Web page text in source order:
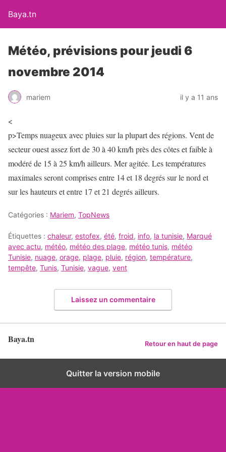
Baya.tn
Météo, prévisions pour jeudi 6
novembre 2014
mariem il y a 11 ans
<
p>Temps nuageux avec pluies sur la plupart des régions. Vent de
secteur ouest assez fort de 30 à 40 km/h près des côtes et faible à
modéré de 15 à 25 km/h ailleurs. Mer agitée. Les températures
maximales seront comprises entre 14 et 18 degrés sur le nord et
sur les hauteurs et entre 17 et 21 degrés ailleurs.
Catégories : Mariem, TopNews
Étiquettes : chaleur, estofex, été, froid, info, la tunisie, Marqué
avec actu, météo, météo des plage, météo tunis, météo
Tunisie, nuage, orage, plage, pluie, région, température,
tempête, Tunis, Tunisie, vague, vent
Laissez un commentaire
Baya.tn Retour en haut de page
Quitter la version mobile